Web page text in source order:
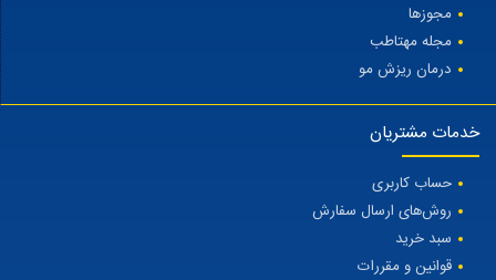
مجوزها
مجله مهتاطب
درمان ریزش مو
خدمات مشتریان
حساب کاربری
روش‌های ارسال سفارش
سبد خرید
قوانین و مقررات